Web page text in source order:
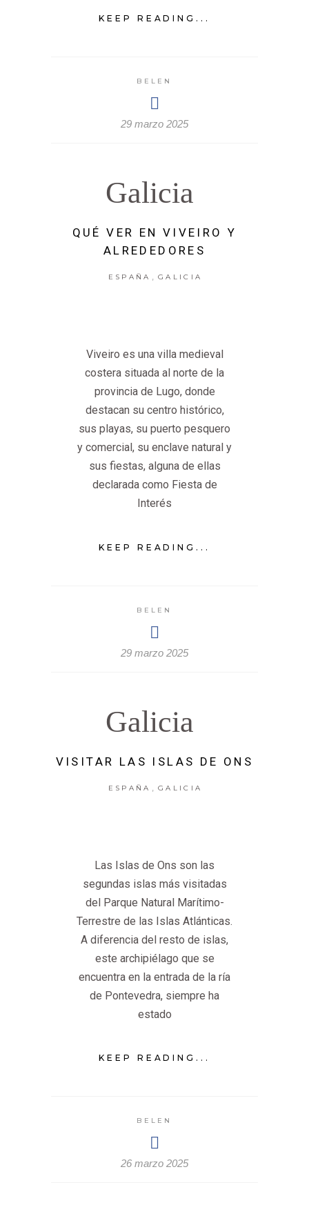
KEEP READING...
BELEN
29 marzo 2025
Galicia
QUÉ VER EN VIVEIRO Y
ALREDEDORES
ESPAÑA , GALICIA
Viveiro es una villa medieval
costera situada al norte de la
provincia de Lugo, donde
destacan su centro histórico,
sus playas, su puerto pesquero
y comercial, su enclave natural y
sus fiestas, alguna de ellas
declarada como Fiesta de
Interés
KEEP READING...
BELEN
29 marzo 2025
Galicia
VISITAR LAS ISLAS DE ONS
ESPAÑA GALICIA
Las Islas de Ons son las
segundas islas más visitadas
del Parque Natural Marítimo-
Terrestre de las Islas Atlánticas.
A diferencia del resto de islas,
este archipiélago que se
encuentra en la entrada de la ría
de Pontevedra, siempre ha
estado
KEEP READING...
BELEN
26 marzo 2025